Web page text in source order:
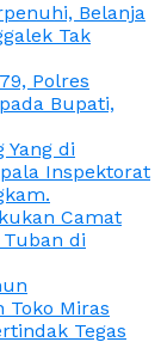
Belanja
Tak
Polres
Bupati,
Yang di
Inspektorat
Camat
Tuban di
Miras
Tegas